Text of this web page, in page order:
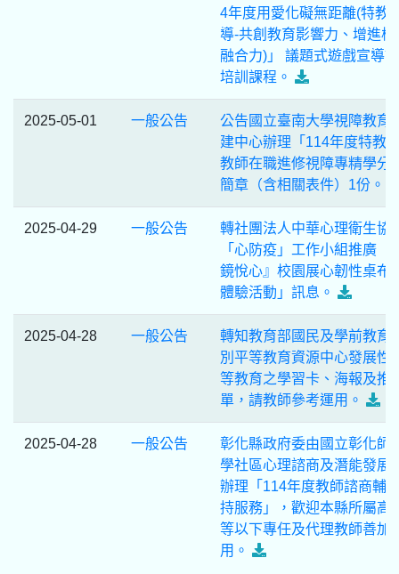
4年度用愛化礙無距離(特教
導-共創教育影響力、增進校
融合力)」 議題式遊戲宣導
培訓課程。
2025-05-01 一般公告
公告國立臺南大學視障教育
建中心辦理「114年度特教
教師在職進修視障專精學分
簡章（含相關表件）1份。
2025-04-29 一般公告
轉社團法人中華心理衛生協
「心防疫」工作小組推廣「
鏡悅心』校園展心韌性桌布
體驗活動」訊息。
2025-04-28 一般公告
轉知教育部國民及學前教育
別平等教育資源中心發展性
等教育之學習卡、海報及推
單，請教師參考運用。
2025-04-28 一般公告
彰化縣政府委由國立彰化師
學社區心理諮商及潛能發展
辦理「114年度教師諮商輔
持服務」，歡迎本縣所屬高
等以下專任及代理教師善加
用。